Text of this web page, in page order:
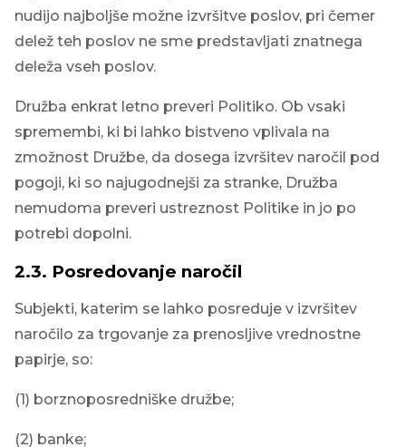
nudijo najboljše možne izvršitve poslov, pri čemer
delež teh poslov ne sme predstavljati znatnega
deleža vseh poslov.
Družba enkrat letno preveri Politiko. Ob vsaki
spremembi, ki bi lahko bistveno vplivala na
zmožnost Družbe, da dosega izvršitev naročil pod
pogoji, ki so najugodnejši za stranke, Družba
nemudoma preveri ustreznost Politike in jo po
potrebi dopolni.
2.3. Posredovanje naročil
Subjekti, katerim se lahko posreduje v izvršitev
naročilo za trgovanje za prenosljive vrednostne
papirje, so:
(1) borznoposredniške družbe;
(2) banke;